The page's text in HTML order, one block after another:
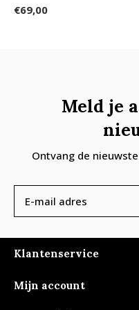
€69,00
Meld je
Ontvang de
Klantenservice
Mijn account